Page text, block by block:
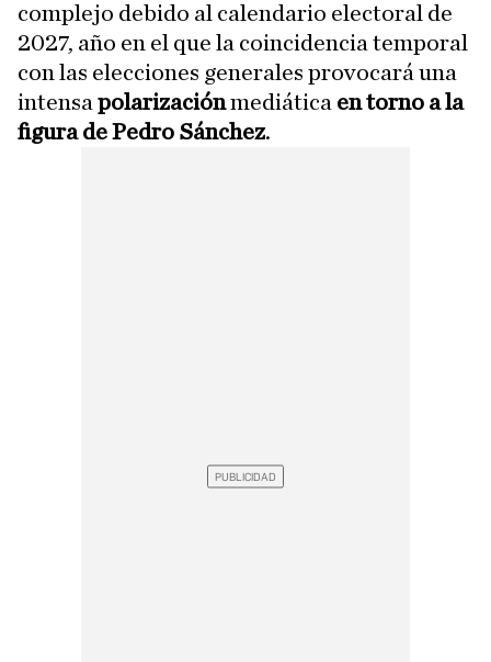
complejo debido al calendario electoral de
2027, año en el que la coincidencia temporal
con las elecciones generales provocará una
intensa polarizaciónmediática en torno a la
figura de Pedro Sánchez.